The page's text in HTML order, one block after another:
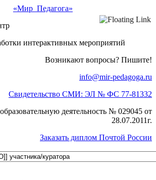
«Мир Педагога»
интерактивных мероприятий
Возникают вопросы? Пишите!
info@mir-pedagoga.ru
Свидетельство СМИ: ЭЛ № ФС 77-81332
деятельность № 029045 от
28.07.2011г.
Заказать диплом Почтой России